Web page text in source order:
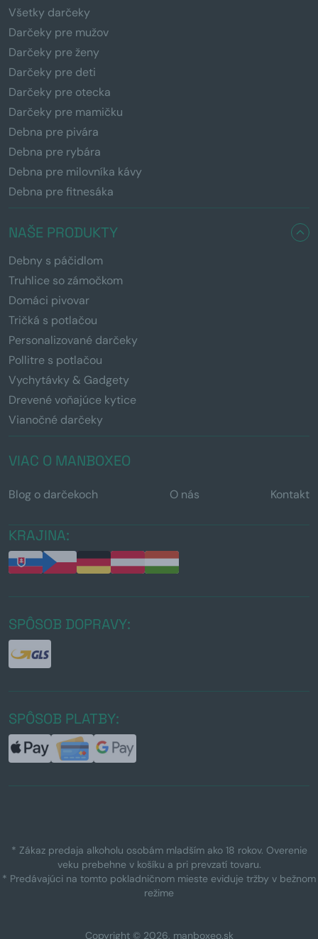
Všetky darčeky
Darčeky pre mužov
Darčeky pre ženy
Darčeky pre deti
Darčeky pre otecka
Darčeky pre mamičku
Debna pre pivára
Debna pre rybára
Debna pre milovníka kávy
Debna pre fitnesáka
NAŠE PRODUKTY
Debny s páčidlom
Truhlice so zámočkom
Domáci pivovar
Tričká s potlačou
Personalizované darčeky
Pollitre s potlačou
Vychytávky & Gadgety
Drevené voňajúce kytice
Vianočné darčeky
VIAC O MANBOXEO
Blog o darčekoch O nás Kontakt
KRAJINA:
SPÔSOB DOPRAVY:
SPÔSOB PLATBY:
* Zákaz predaja alkoholu osobám mladším ako 18 rokov. Overenie
veku prebehne v košíku a pri prevzatí tovaru.
* Predávajúci na tomto pokladničnom mieste eviduje tržby v bežnom
režime
Copyright © 2026, manboxeo.sk